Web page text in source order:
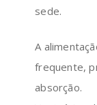
sede.
A
frequente,
absorção.